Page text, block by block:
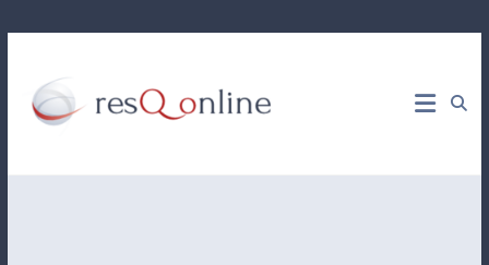
resQ
Development
& Online